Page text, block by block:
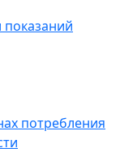
потребления